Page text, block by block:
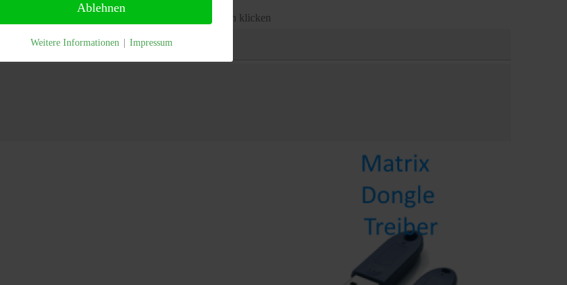
Hash bzw. SHA-1 Hash auf den Programmnamen klicken
Ablehnen
Weitere Informationen Impressum